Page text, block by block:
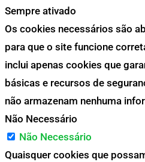
Sempre ativado
Os cookies necessários são
para que o site funcione
inclui apenas cookies que
básicas e recursos de
não armazenam nenhuma
Não Necessário
Não Necessário
Quaisquer cookies que